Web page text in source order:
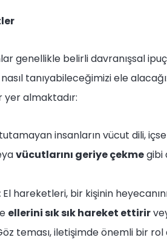
genellikle belirli davranışsal
tanıyabileceğimizi ele
yer almaktadır:
insanların vücut dili,
vücutlarını geriye çekmegibi
El hareketleri, bir kişinin
ellerini sık sık hareket ettirir
teması, iletişimde önemli bir